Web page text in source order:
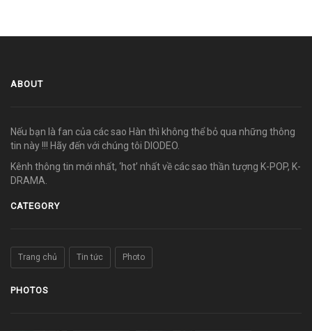
ABOUT
Nếu bạn là fan của các sao Hàn thì không thể bỏ qua những thông
tin này !!! Hãy đến với chúng tôi DIODEO.
Kênh thông tin mới nhất, ‘hot’ nhất về các sao thần tượng K-POP, K-
DRAMA.
CATEGORY
Trang chủ Tin tức Photo
PHOTOS